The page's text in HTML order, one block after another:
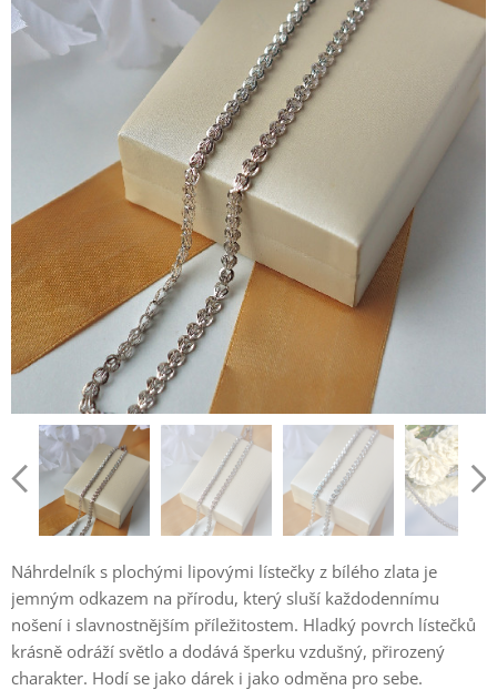
Náhrdelník s plochými lipovými lístečky z bílého zlata je
jemným odkazem na přírodu, který sluší každodennímu
nošení i slavnostnějším příležitostem. Hladký povrch lístečků
krásně odráží světlo a dodává šperku vzdušný, přirozený
charakter. Hodí se jako dárek i jako odměna pro sebe.